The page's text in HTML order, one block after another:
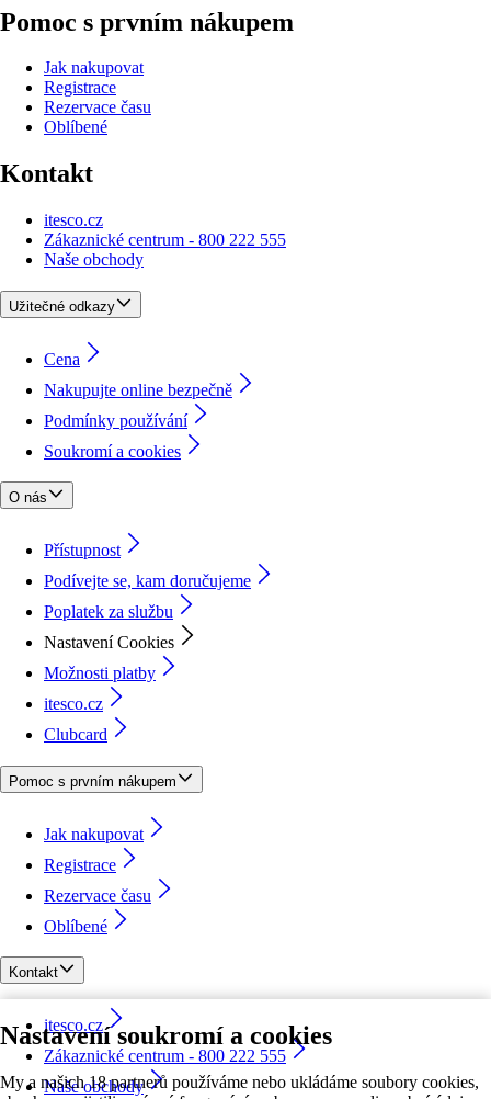
Nastavení soukromí a cookies
My a našich 18 partnerů používáme nebo ukládáme soubory cookies,
Pomoc s prvním nákupem
Jak nakupovat
Registrace
Rezervace času
Oblíbené
Kontakt
itesco.cz
Zákaznické centrum - 800 222 555
Naše obchody
Užitečné odkazy
Cena
Nakupujte online bezpečně
Podmínky používání
Soukromí a cookies
O nás
Přístupnost
Podívejte se, kam doručujeme
Poplatek za službu
Nastavení Cookies
Možnosti platby
itesco.cz
Clubcard
Pomoc s prvním nákupem
Jak nakupovat
Registrace
Rezervace času
Oblíbené
Kontakt
itesco.cz
Zákaznické centrum - 800 222 555
Naše obchody